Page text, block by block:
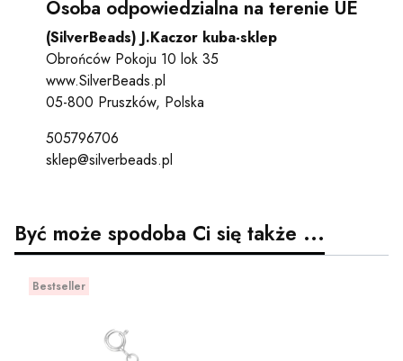
Osoba odpowiedzialna na terenie UE
(SilverBeads) J.Kaczor kuba-sklep
Obrońców Pokoju 10 lok 35
www.SilverBeads.pl
05-800 Pruszków, Polska
505796706
sklep@silverbeads.pl
Być może spodoba Ci się także ...
Bestseller